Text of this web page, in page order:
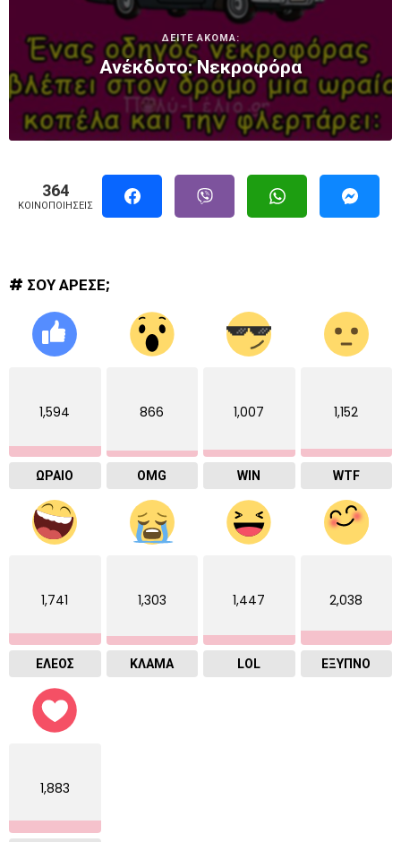
ΔΕΙΤΕ ΑΚΟΜΑ:
Ανέκδοτο: Νεκροφόρα
364
ΚΟΙΝΟΠΟΙΉΣΕΙΣ
# ΣΟΥ ΑΡΕΣΕ;
1,594
ΩΡΑΙΟ
866
OMG
1,007
WIN
1,152
WTF
1,741
ΕΛΕΟΣ
1,303
ΚΛΑΜΑ
1,447
LOL
2,038
ΈΞΥΠΝΟ
1,883